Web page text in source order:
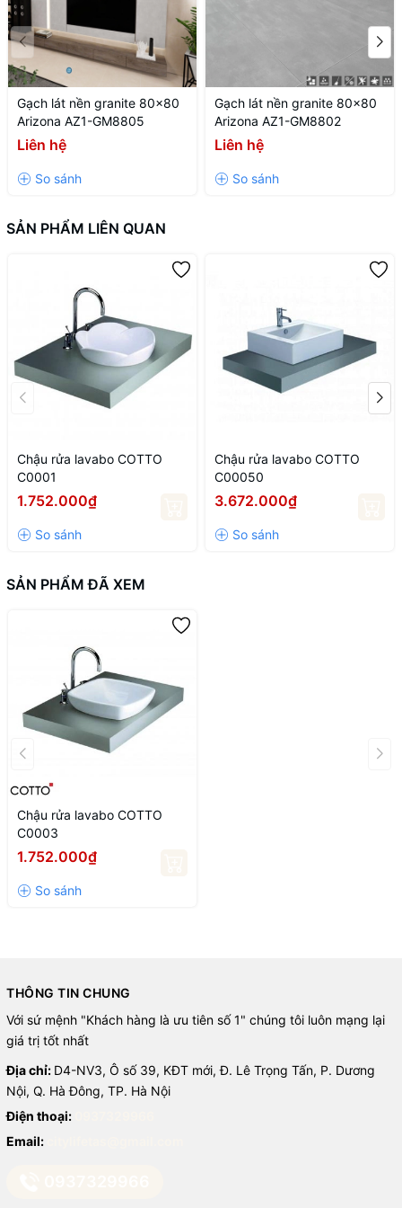
Hãng sản xuất: Thiết bị vệ sinh COTTO
Nơi sản xuất: Nhập khẩu Thái Lan
Công nghệ: Thái Lan
Gạch lát nền granite 80x80
Arizona AZ1-GM8805
Liên hệ
Gạch lát nền granite 80x80
Arizona AZ1-GM8802
Liên hệ
SẢN PHẨM LIÊN QUAN
Chậu rửa lavabo COTTO
C0001
1.752.000₫
Chậu rửa lavabo COTTO
C00050
3.672.000₫
SẢN PHẨM ĐÃ XEM
Chậu rửa lavabo COTTO
C0003
1.752.000₫
THÔNG TIN CHUNG
Với sứ mệnh "Khách hàng là ưu tiên số 1" chúng tôi luôn mạng lại
giá trị tốt nhất
Địa chỉ: D4-NV3, Ô số 39, KĐT mới, Đ. Lê Trọng Tấn, P. Dương
Nội, Q. Hà Đông, TP. Hà Nội
Điện thoại:
Email: